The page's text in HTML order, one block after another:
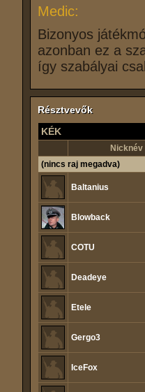
Medic:
Bizonyos
azonban ez a
így szabályai
Résztvevők
KÉK
Nicknév
(nincs raj megadva)
Baltanius
Blowback
COTU
Deadeye
Etele
Gergo3
IceFox